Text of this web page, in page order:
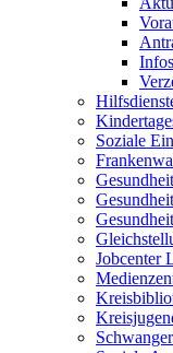
Soziale
Jobcenter